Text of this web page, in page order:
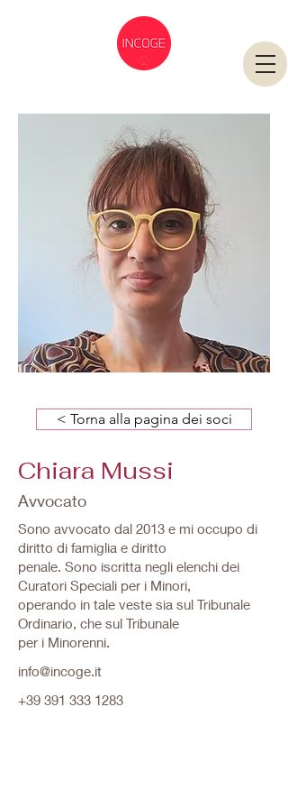
< Torna alla pagina dei soci
Chiara Mussi
Avvocato
Sono avvocato dal 2013 e mi occupo di
diritto di famiglia e diritto
penale. Sono iscritta negli elenchi dei
Curatori Speciali per i Minori,
operando in tale veste sia sul Tribunale
Ordinario, che sul Tribunale
per i Minorenni.
info@incoge.it
+39 391 333 1283